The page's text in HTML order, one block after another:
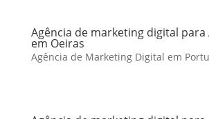
Agência de marketing digital
em Oeiras
Agência de Marketing Digital em